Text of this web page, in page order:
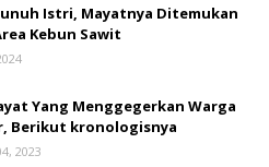
Istri, Mayatnya Ditemukan
Kebun Sawit
Yang Menggegerkan Warga
Berikut kronologisnya
2023